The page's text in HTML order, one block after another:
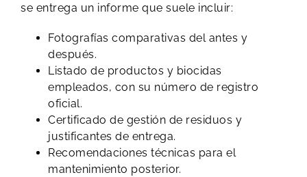
se entrega un informe que suele incluir:
Fotografías comparativas del antes y
después.
Listado de productos y biocidas
empleados, con su número de registro
oficial.
Certificado de gestión de residuos y
justificantes de entrega.
Recomendaciones técnicas para el
mantenimiento posterior.